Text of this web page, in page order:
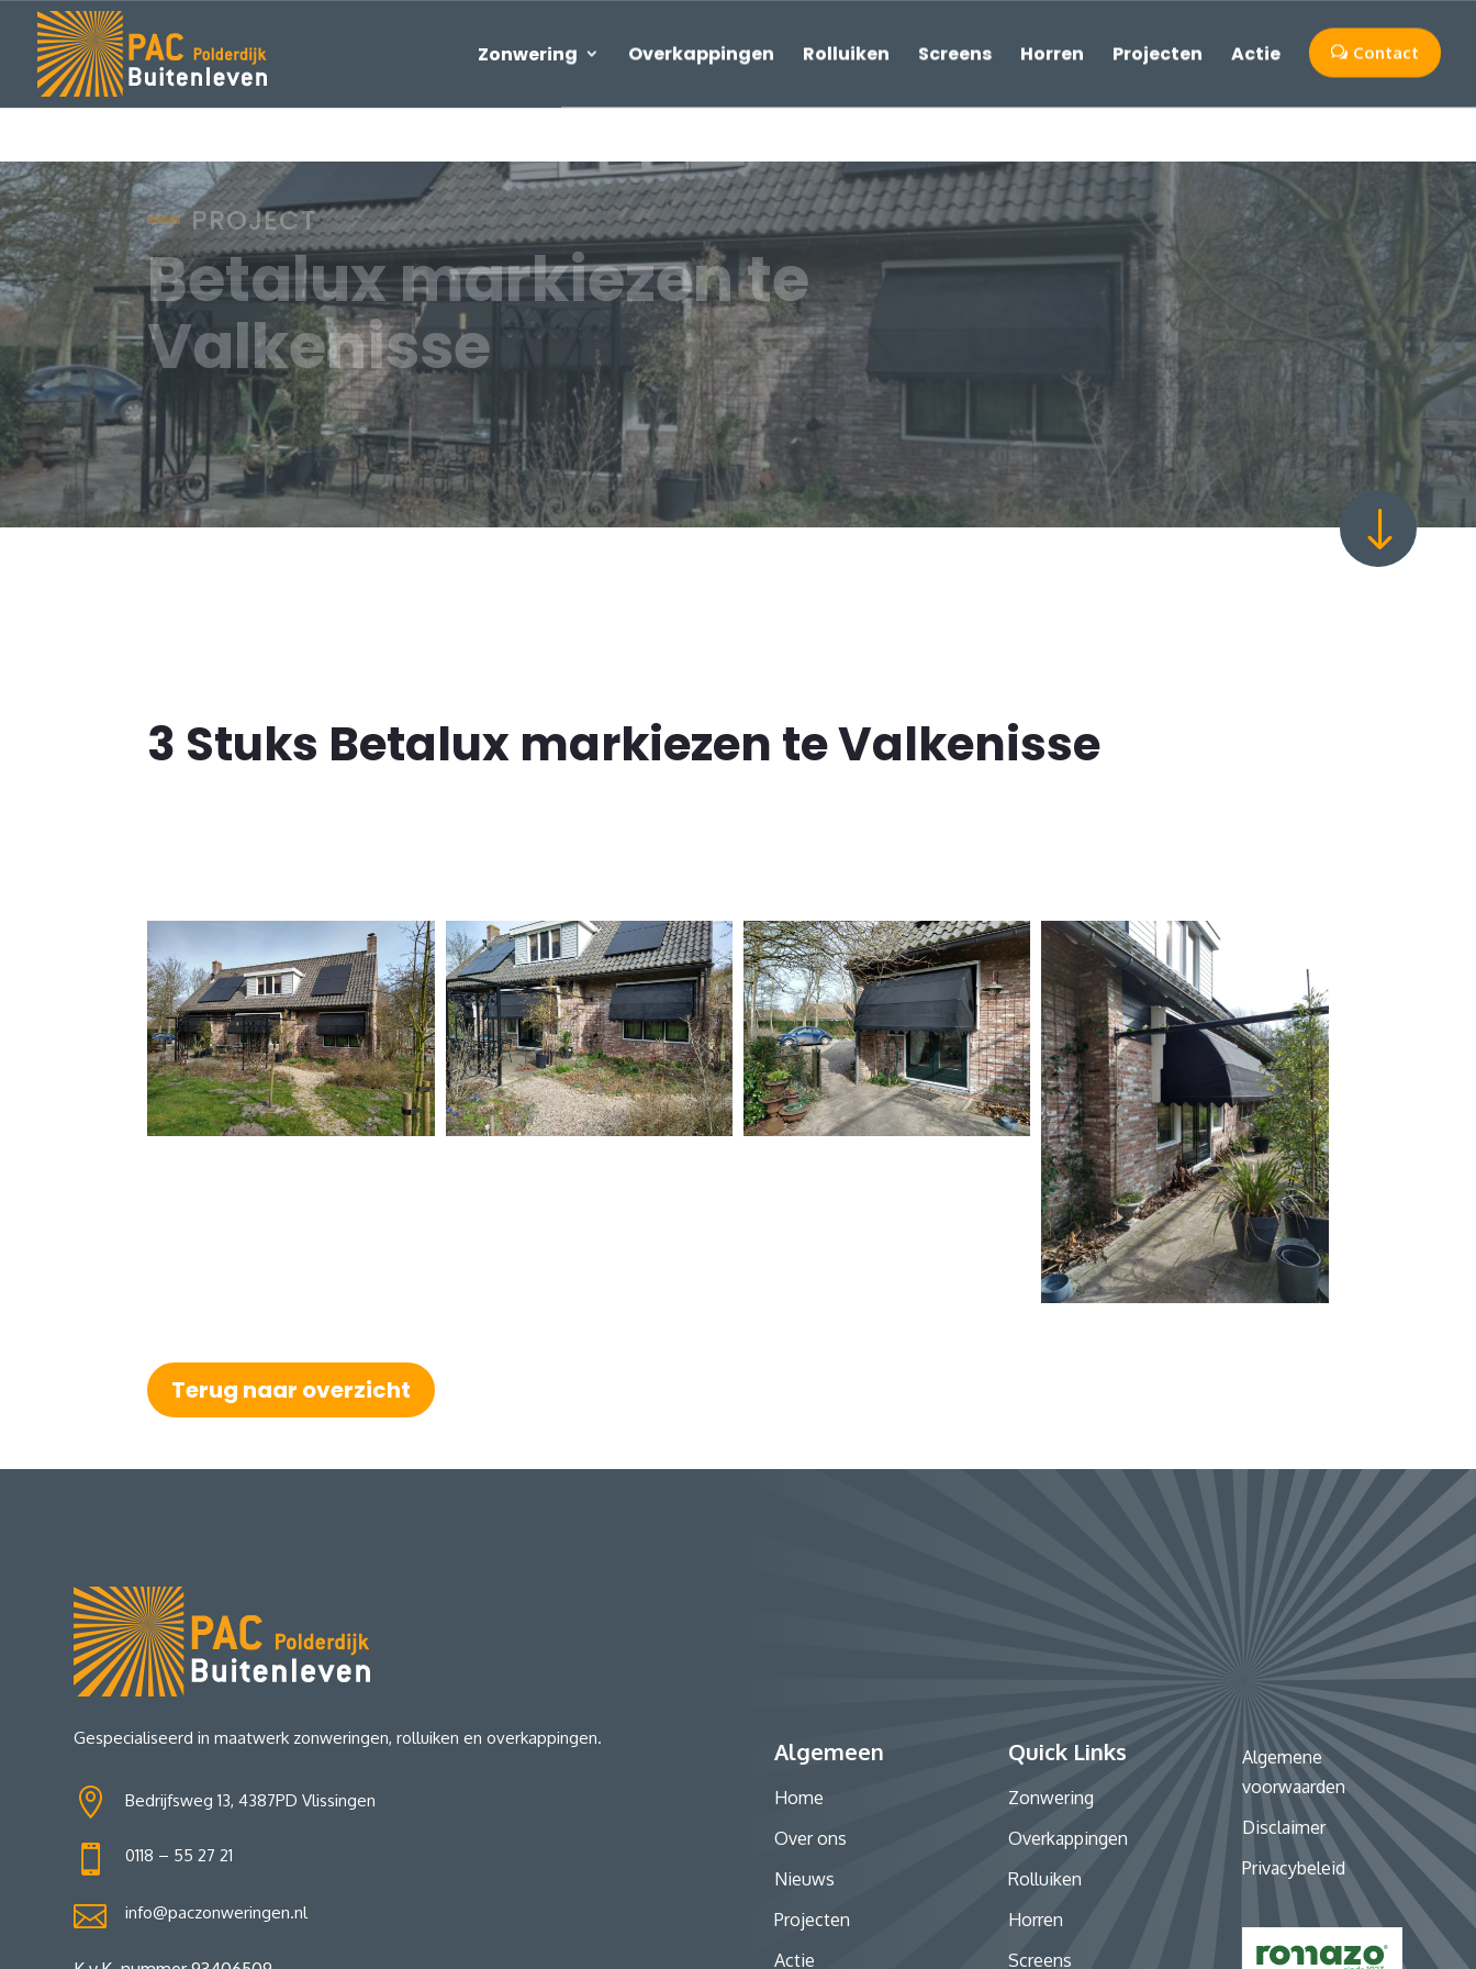
Zonwering Overkappingen Rolluiken Screens Horren Projecten Actie Contact
PROJECT
Betalux markiezen te
Valkenisse
"
3 Stuks Betalux markiezen te Valkenisse
Terug naar overzicht
Gespecialiseerd in maatwerk zonweringen, rolluiken en overkappingen.
 Bedrijfsweg 13, 4387PD Vlissingen
 0118 – 55 27 21
 info@paczonweringen.nl
Algemeen
Home
Over ons
Nieuws
Projecten
Actie
Quick Links
Zonwering
Overkappingen
Rolluiken
Horren
Screens
Algemene
voorwaarden
Disclaimer
Privacybeleid